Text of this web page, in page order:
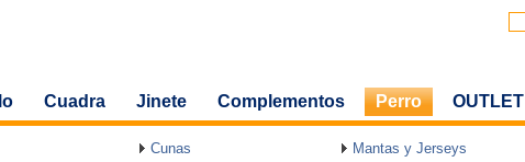
Cuadra Jinete Complementos Perro OUTLET
Cunas Mantas y Jerseys